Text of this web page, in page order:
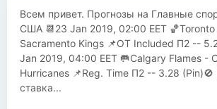
Всем привет. Прогнозы на Главные
США 📆23 Jan 2019, 02:00 EET
Sacramento Kings 📌OT Included П2 --
Jan 2019, 04:00 EET 🥅Calgary Flames -
Hurricanes 📌Reg. Time П2 -- 3.28
ставка...